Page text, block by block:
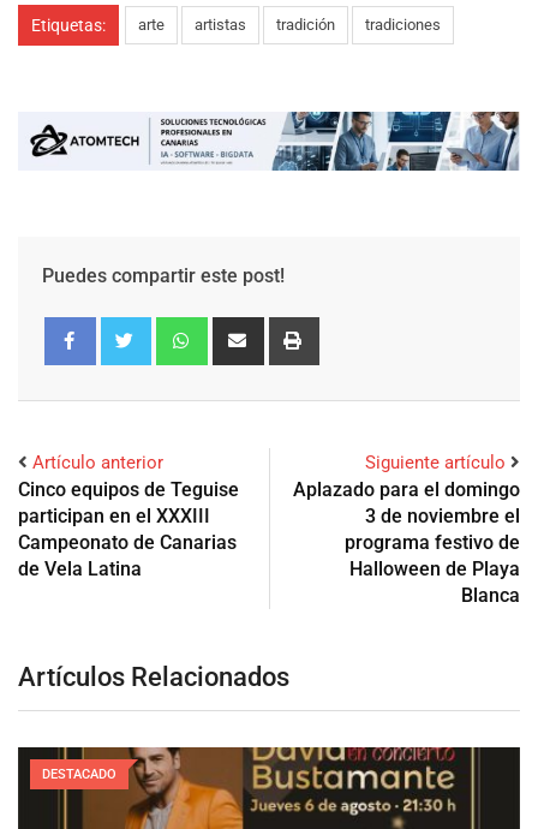
Etiquetas: arte artistas tradición tradiciones
Puedes compartir este post!
Artículo anterior
Cinco equipos de Teguise
participan en el XXXIII
Campeonato de Canarias
de Vela Latina
Siguiente artículo
Aplazado para el domingo
3 de noviembre el
programa festivo de
Halloween de Playa
Blanca
Artículos Relacionados
DESTACADO